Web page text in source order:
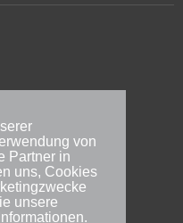
von
Partner in
uns, Cookies
unsere